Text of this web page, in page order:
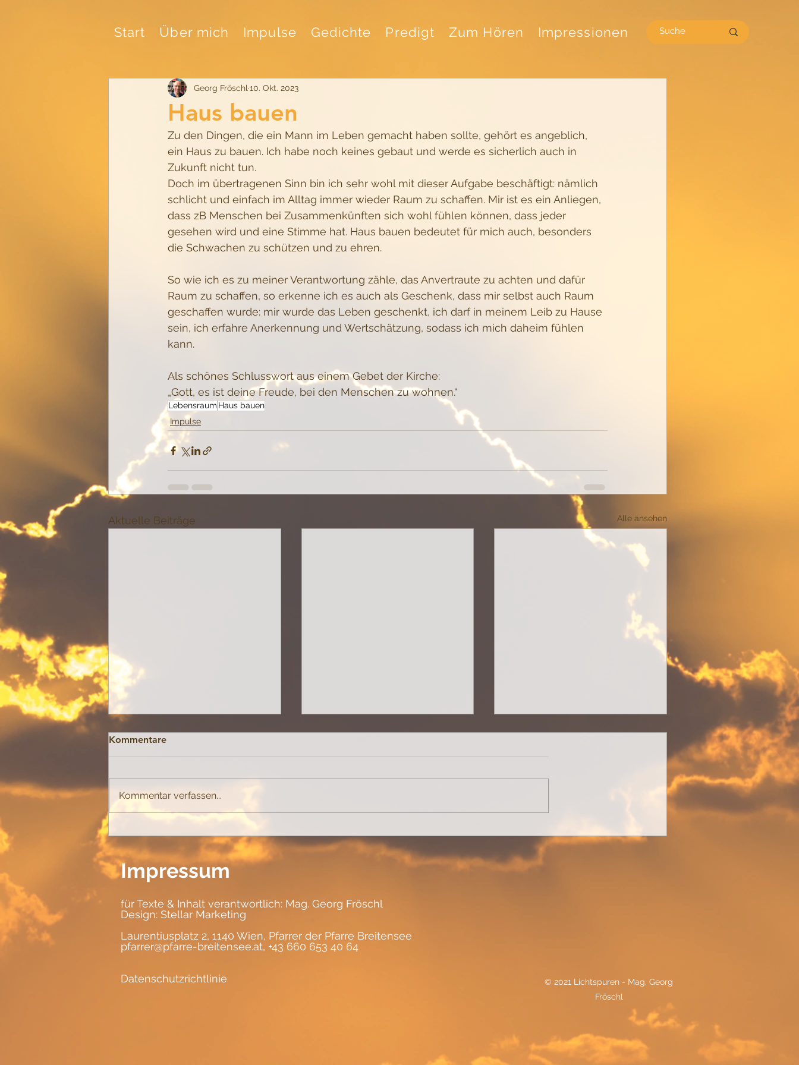
Start Über mich Impulse Gedichte Predigt Zum Hören Impressionen
Haus bauen
Georg Fröschl 10. Okt. 2023
Zu den Dingen, die ein Mann im Leben gemacht haben sollte, gehört es angeblich,
ein Haus zu bauen. Ich habe noch keines gebaut und werde es sicherlich auch in
Zukunft nicht tun.
Doch im übertragenen Sinn bin ich sehr wohl mit dieser Aufgabe beschäftigt: nämlich
schlicht und einfach im Alltag immer wieder Raum zu schaffen. Mir ist es ein Anliegen,
dass zB Menschen bei Zusammenkünften sich wohl fühlen können, dass jeder
gesehen wird und eine Stimme hat. Haus bauen bedeutet für mich auch, besonders
die Schwachen zu schützen und zu ehren.
So wie ich es zu meiner Verantwortung zähle, das Anvertraute zu achten und dafür
Raum zu schaffen, so erkenne ich es auch als Geschenk, dass mir selbst auch Raum
geschaffen wurde: mir wurde das Leben geschenkt, ich darf in meinem Leib zu Hause
sein, ich erfahre Anerkennung und Wertschätzung, sodass ich mich daheim fühlen
kann.
Als schönes Schlusswort aus einem Gebet der Kirche:
„Gott, es ist deine Freude, bei den Menschen zu wohnen.“
Lebensraum Haus bauen
Impulse
Aktuelle Beiträge Alle ansehen
Kommentare
Kommentar verfassen...
Impressum
für Texte & Inhalt verantwortlich: Mag. Georg Fröschl
Design: Stellar Marketing
Laurentiusplatz 2, 1140 Wien, Pfarrer der Pfarre Breitensee
pfarrer@pfarre-breitensee.at, +43 660 653 40 64
Datenschutzrichtlinie
© 2021 Lichtspuren - Mag. Georg
Fröschl